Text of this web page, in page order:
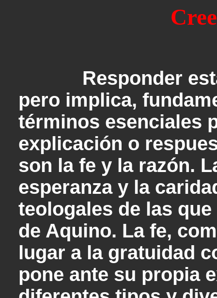
Responder
pero implica,
términos esenciales
explicación o
son la fe y la razón.
esperanza y la
teologales de las
de Aquino. La fe,
lugar a la gratuidad
pone ante su propia